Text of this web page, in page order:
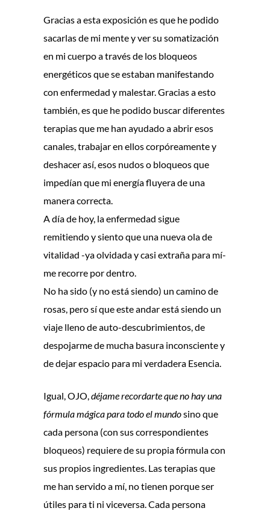
Gracias a esta exposición es que he podido
sacarlas de mi mente y ver su somatización
en mi cuerpo a través de los bloqueos
energéticos que se estaban manifestando
con enfermedad y malestar. Gracias a esto
también, es que he podido buscar diferentes
terapias que me han ayudado a abrir esos
canales, trabajar en ellos corpóreamente y
deshacer así, esos nudos o bloqueos que
impedían que mi energía fluyera de una
manera correcta.
A día de hoy, la enfermedad sigue
remitiendo y siento que una nueva ola de
vitalidad -ya olvidada y casi extraña para mí-
me recorre por dentro.
No ha sido (y no está siendo) un camino de
rosas, pero sí que este andar está siendo un
viaje lleno de auto-descubrimientos, de
despojarme de mucha basura inconsciente y
de dejar espacio para mi verdadera Esencia.
Igual, OJO,déjame recordarte que no hay una
fórmula mágica para todo el mundosino que
cada persona (con sus correspondientes
bloqueos) requiere de su propia fórmula con
sus propios ingredientes. Las terapias que
me han servido a mí, no tienen porque ser
útiles para ti ni viceversa. Cada persona